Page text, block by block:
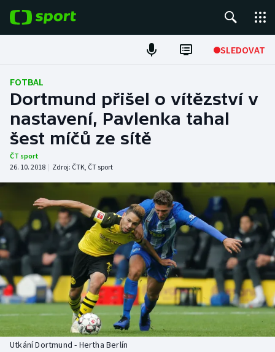
SLEDOVAT
Fotbal
Hokej
Tenis
Atletika
Cyklistika
DALŠÍ SPORTY
Americký fotbal
Baseball a softbal
Basketbal
Biatlon
NEPŘEHLÉDNĚTE
Soutěže
Historické návraty
Aplikace ČT sport
FOTBAL
Dortmund přišel o vítězství v
nastavení, Pavlenka tahal
šest míčů ze sítě
ČT sport
26. 10. 2018 | Zdroj: ČTK, ČT sport
Utkání Dortmund - Hertha Berlín